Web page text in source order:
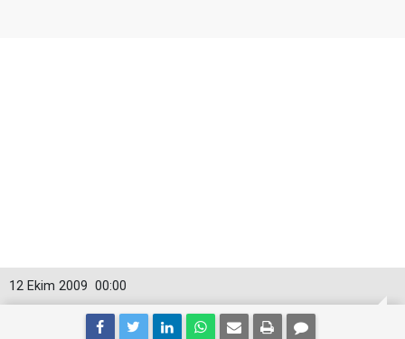
00:00
12 Ekim 2009